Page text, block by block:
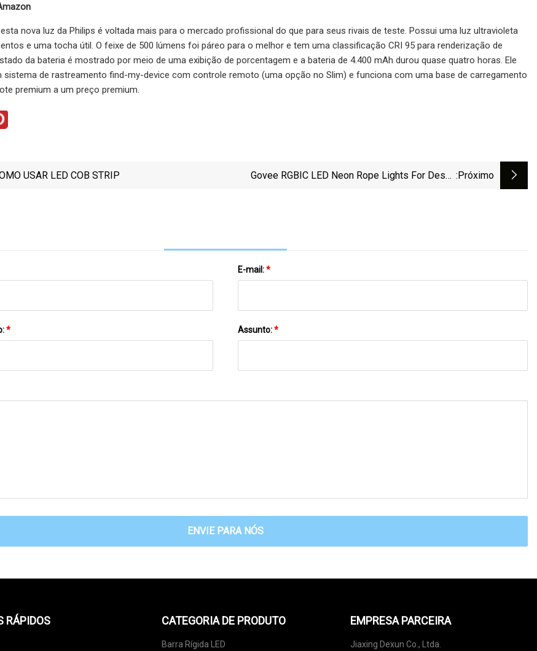
nova luz da Philips é voltada mais para o mercado profissional do que para seus rivais de teste. Possui uma luz ultravioleta
e uma tocha útil. O feixe de 500 lúmens foi páreo para o melhor e tem uma classificação CRI 95 para renderização de
da bateria é mostrado por meio de uma exibição de porcentagem e a bateria de 4.400 mAh durou quase quatro horas. Ele
sistema de rastreamento find-my-device com controle remoto (uma opção no Slim) e funciona com uma base de carregamento
premium a um preço premium.
USAR LED COB STRIP
Govee RGBIC LED Neon Rope Lights For Desks :próximo
E-mail:*
* Assunto:*
ENVIE PARA NÓS
RÁPIDOS CATEGORIA DE PRODUTO
Barra Rígida LED
EMPRESA PARCEIRA
Jiaxing Dexun Co., Ltda.